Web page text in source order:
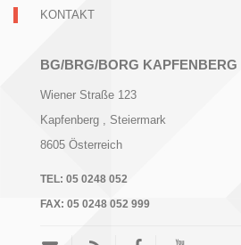
KONTAKT
BG/BRG/BORG KAPFENBERG
Wiener Straße 123
Kapfenberg , Steiermark
8605 Österreich
TEL: 05 0248 052
FAX: 05 0248 052 999